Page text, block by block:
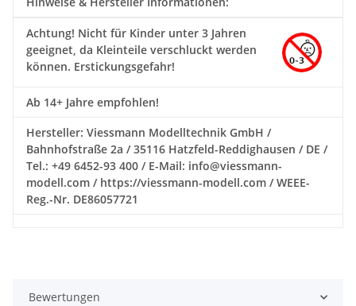
Achtung! Nicht für Kinder unter 3 Jahren
geeignet, da Kleinteile verschluckt werden
können. Erstickungsgefahr!
Ab 14+ Jahre empfohlen!
Hersteller: Viessmann Modelltechnik GmbH /
Bahnhofstraße 2a / 35116 Hatzfeld-Reddighausen / DE /
Tel.: +49 6452-93 400 / E-Mail: info@viessmann-
modell.com / https://viessmann-modell.com / WEEE-
Reg.-Nr. DE86057721
Bewertungen